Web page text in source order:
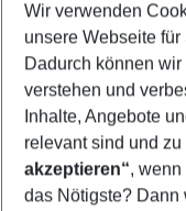
Select your date
11/08/26–09/
Who will travel
2 adults No
Wir verwenden
unsere Webseite
Dadurch können
verstehen und
Inhalte, Angebote
relevant sind und
akzeptieren“,
das Nötigste? Dann